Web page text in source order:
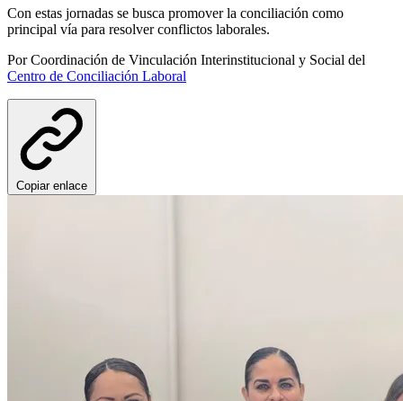
Con estas jornadas se busca promover la conciliación como
principal vía para resolver conflictos laborales.
PorCoordinación de Vinculación Interinstitucional y Social del
Centro de Conciliación Laboral
Copiar enlace